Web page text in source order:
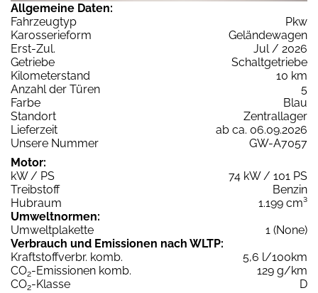
Allgemeine Daten:
Fahrzeugtyp
Pkw
Karosserieform
Geländewagen
Erst-Zul.
Jul / 2026
Getriebe
Schaltgetriebe
Kilometerstand
10 km
Anzahl der Türen
5
Farbe
Blau
Standort
Zentrallager
Lieferzeit
ab ca. 06.09.2026
Unsere Nummer
GW-A7057
Motor:
kW / PS
74 kW / 101 PS
Treibstoff
Benzin
Hubraum
1.199 cm³
Umweltnormen:
Umweltplakette
1 (None)
Verbrauch und Emissionen nach WLTP:
Kraftstoffverbr. komb.
5,6 l/100km
CO2-Emissionen komb.
129 g/km
CO2-Klasse
D